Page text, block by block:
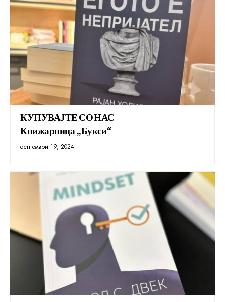
КУПУВАЈТЕ СО НАС
Книжарница „Букси“
септември 19, 2024